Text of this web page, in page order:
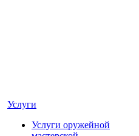
Услуги
Услуги оружейной